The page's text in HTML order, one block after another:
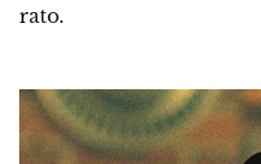
rato.